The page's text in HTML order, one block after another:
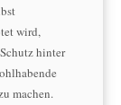
wird,
hinter
machen.